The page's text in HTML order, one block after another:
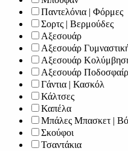
Παντελόνια | Φόρμες
Σορτς | Βερμούδες
Αξεσουάρ
Αξεσουάρ
Αξεσουάρ
Αξεσουάρ
Γάντια | Κασκόλ
Κάλτσες
Καπέλα
Μπάλες Μπασκετ |
Σκούφοι
Τσαντάκια